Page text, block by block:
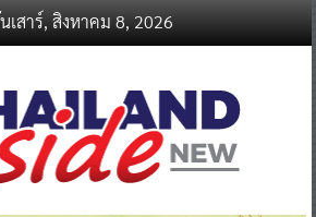
เสาร์, สิงหาคม 8, 2026